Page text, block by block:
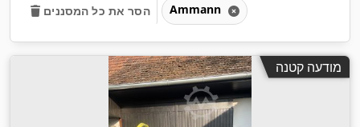
הסר את כל המסננים Ammann
מודעה קטנה